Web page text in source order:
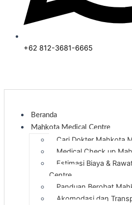
+62 812-3681-6665
Beranda
Mahkota Medical Centre
Cari Dokter Mahkota
Medical Check up
Estimasi Biaya &
Centre
Panduan Berobat
Akomodasi dan